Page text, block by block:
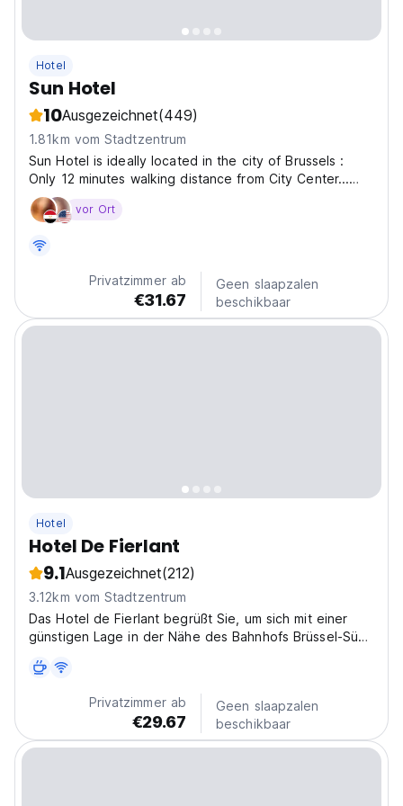
Hotel
Sun Hotel
10Ausgezeichnet(449)
1.81km vom Stadtzentrum
Sun Hotel is ideally located in the city of Brussels :
Only 12 minutes walking distance from City Center...
Only 15 minutes walking distance from the European
parliment. And 2 minutes walking distance from Louise
vor Ort
Privatzimmer ab
€31.67
Geen slaapzalen
beschikbaar
Hotel
Hotel De Fierlant
9.1Ausgezeichnet(212)
3.12km vom Stadtzentrum
Das Hotel de Fierlant begrüßt Sie, um sich mit einer
günstigen Lage in der Nähe des Bahnhofs Brüssel-Süd-
Privatzimmer ab
€29.67
Geen slaapzalen
beschikbaar